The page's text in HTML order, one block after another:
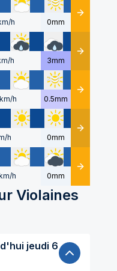
h 0mm Détails
h 3mm Détails
km/h 0.5mm Détails
h 0mm Détails
h 0mm Détails
Violaines
jeudi 6